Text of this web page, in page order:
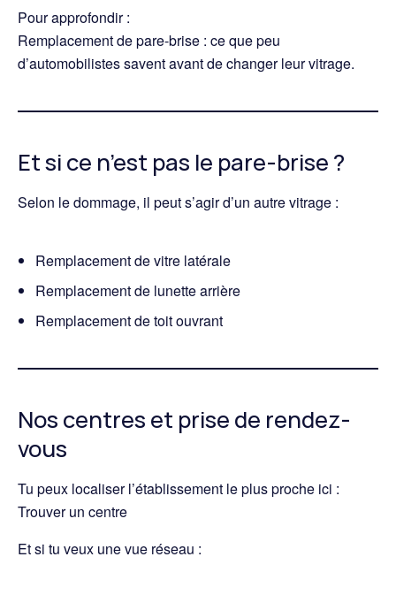
Pour approfondir :
Remplacement de pare-brise : ce que peu
d’automobilistes savent avant de changer leur vitrage.
Et si ce n’est pas le pare-brise ?
Selon le dommage, il peut s’agir d’un autre vitrage :
Remplacement de vitre latérale
Remplacement de lunette arrière
Remplacement de toit ouvrant
Nos centres et prise de rendez-
vous
Tu peux localiser l’établissement le plus proche ici :
Trouver un centre
Et si tu veux une vue réseau :